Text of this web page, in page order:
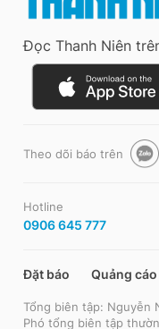
Đọc Thanh Niên
Theo dõi báo trên
Hotline
0906 645 777
Đặt báo Quảng cáo
Tổng biên tập: Nguyễn
Phó tổng biên tập